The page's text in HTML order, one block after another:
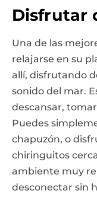
Disfrutar
Una de las
relajarse en su
allí, disfrutando
sonido del mar.
descansar,
Puedes
chapuzón, o
chiringuitos
ambiente muy
desconectar sin